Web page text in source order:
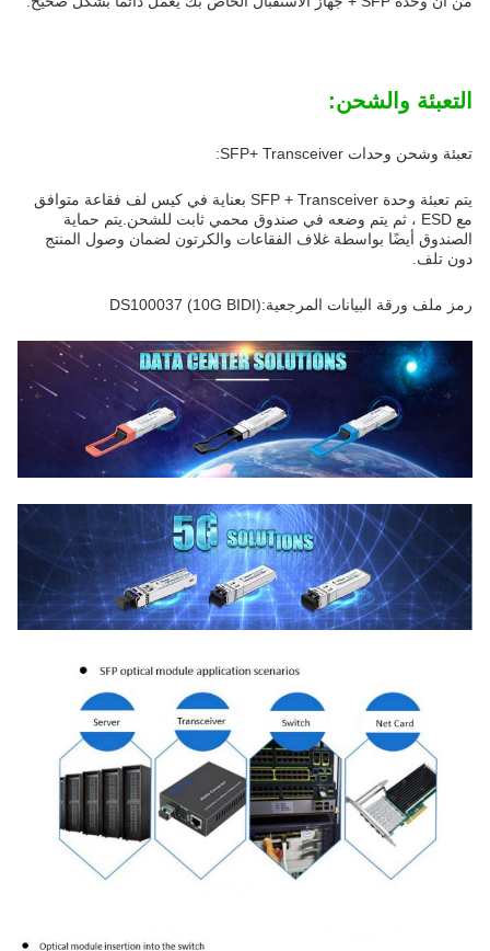
التعبئة والشحن:
تعبئة وشحن وحدات SFP+ Transceiver:
يتم تعبئة وحدة SFP + Transceiver بعناية في كيس لف فقاعة متوافق
مع ESD ، ثم يتم وضعه في صندوق محمي ثابت للشحن.يتم حماية
الصندوق أيضًا بواسطة غلاف الفقاعات والكرتون لضمان وصول المنتج
دون تلف.
رمز ملف ورقة البيانات المرجعية:DS100037 (10G BIDI)